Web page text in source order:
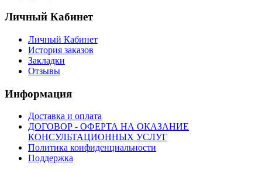
Личный Кабинет
Личный Кабинет
История заказов
Закладки
Отзывы
Информация
Доставка и оплата
ДОГОВОР - ОФЕРТА НА ОКАЗАНИЕ
КОНСУЛЬТАЦИОННЫХ УСЛУГ
Политика конфиденциальности
Поддержка